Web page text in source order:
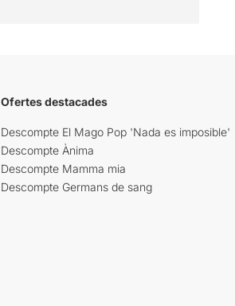
Ofertes destacades
Descompte El Mago Pop 'Nada es imposible'
Descompte Ànima
Descompte Mamma mia
Descompte Germans de sang